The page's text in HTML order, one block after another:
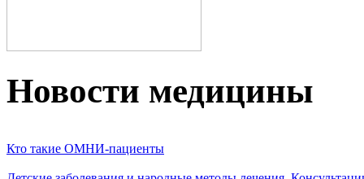
Новости медицины
Кто такие ОМНИ-пациенты